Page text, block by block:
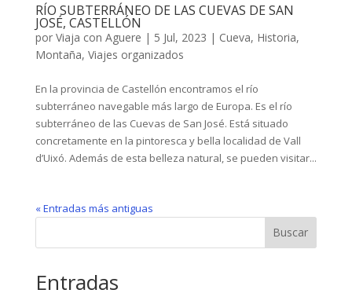
RÍO SUBTERRÁNEO DE LAS CUEVAS DE SAN
JOSÉ, CASTELLÓN
por Viaja con Aguere | 5 Jul, 2023 | Cueva, Historia,
Montaña, Viajes organizados
En la provincia de Castellón encontramos el río
subterráneo navegable más largo de Europa. Es el río
subterráneo de las Cuevas de San José. Está situado
concretamente en la pintoresca y bella localidad de Vall
d’Uixó. Además de esta belleza natural, se pueden visitar...
« Entradas más antiguas
Buscar
Entradas